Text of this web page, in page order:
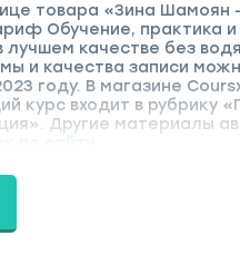
товара «Зина
Обучение, практика
качестве без
и качества записи
году. В магазине
курс входит в рубрику
Другие материалы